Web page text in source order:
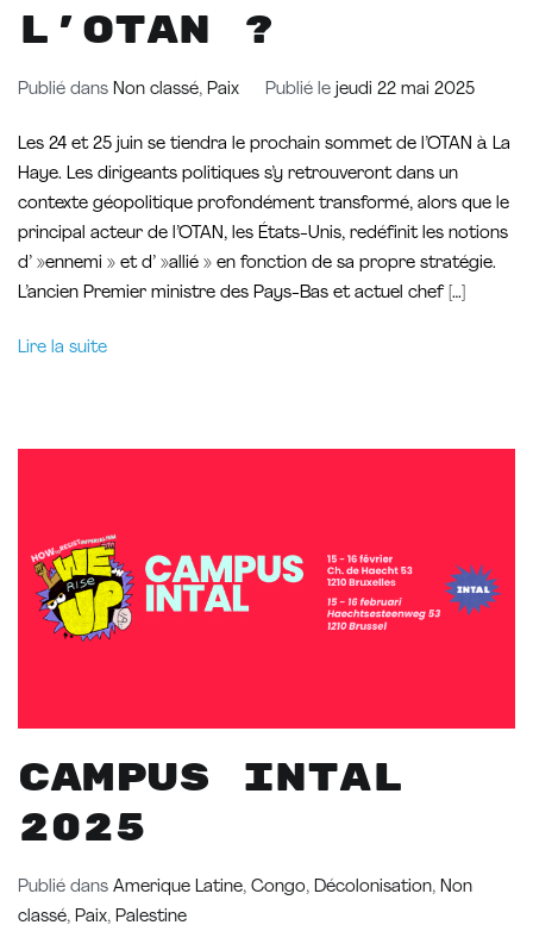
l’OTAN ?
Publié dans Non classé, Paix Publié le jeudi 22 mai 2025
Les 24 et 25 juin se tiendra le prochain sommet de l’OTAN à La
Haye. Les dirigeants politiques s’y retrouveront dans un
contexte géopolitique profondément transformé, alors que le
principal acteur de l’OTAN, les États-Unis, redéfinit les notions
d’ »ennemi » et d’ »allié » en fonction de sa propre stratégie.
L’ancien Premier ministre des Pays-Bas et actuel chef […]
Lire la suite
CAMPUS INTAL
2025
Publié dans Amerique Latine, Congo, Décolonisation, Non
classé, Paix, Palestine